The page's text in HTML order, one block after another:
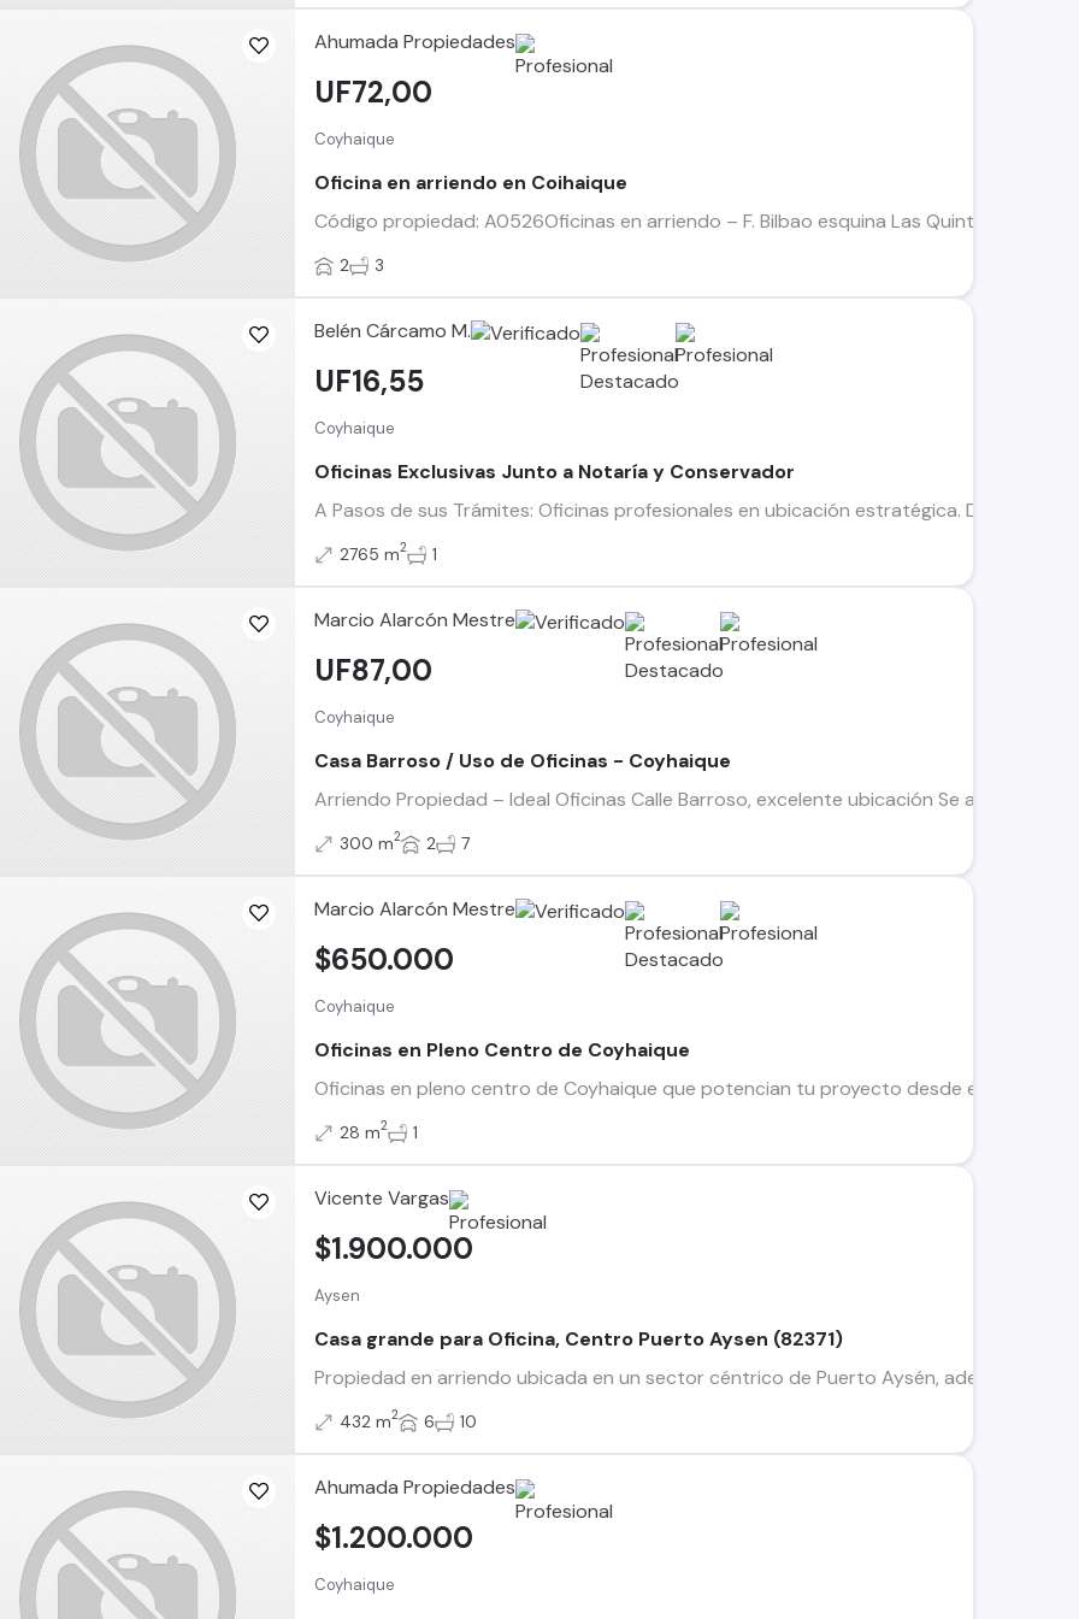
Ahumada Propiedades
Coyhaique
Oficina en arriendo en Coihaique
Código propiedad: A0526Oficinas en arriendo – F. Bilbao esquina Las Quintas,
UF72,00
2 3
Belén Cárcamo M.
Coyhaique
Oficinas Exclusivas Junto a Notaría y Conservador
A Pasos de sus Trámites: Oficinas profesionales en ubicación estratégica.
UF16,55
2765 m2 1
Marcio Alarcón Mestre
Coyhaique
Casa Barroso / Uso de Oficinas - Coyhaique
Arriendo Propiedad – Ideal Oficinas Calle Barroso, excelente ubicación Se arrienda
UF87,00
300 m2 2 7
Marcio Alarcón Mestre
Coyhaique
Oficinas en Pleno Centro de Coyhaique
Oficinas en pleno centro de Coyhaique que potencian tu proyecto desde el día uno .
$650.000
28 m2 1
Vicente Vargas
Aysen
Casa grande para Oficina, Centro Puerto Aysen (82371)
Propiedad en arriendo ubicada en un sector céntrico de Puerto Aysén, adecuada
$1.900.000
432 m2 6 10
Ahumada Propiedades
Coyhaique
$1.200.000